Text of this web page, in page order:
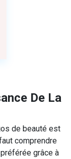
De La
de beauté est
comprendre
grâce à